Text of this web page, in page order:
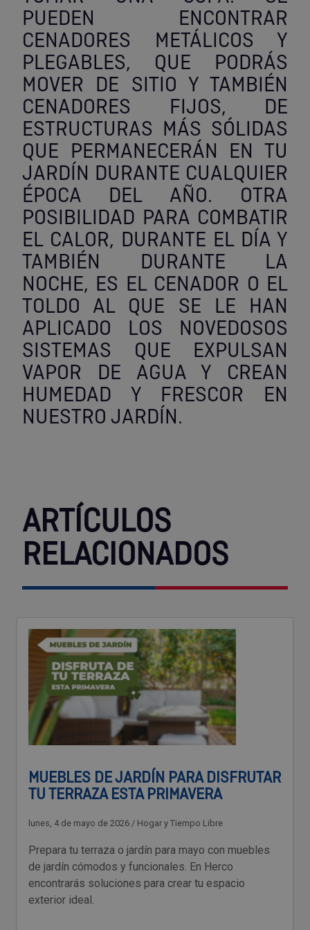
PUEDEN ENCONTRAR
CENADORES METÁLICOS Y
PLEGABLES, QUE PODRÁS
MOVER DE SITIO Y TAMBIÉN
CENADORES FIJOS, DE
ESTRUCTURAS MÁS SÓLIDAS
QUE PERMANECERÁN EN TU
JARDÍN DURANTE CUALQUIER
ÉPOCA DEL AÑO. OTRA
POSIBILIDAD PARA COMBATIR
EL CALOR, DURANTE EL DÍA Y
TAMBIÉN DURANTE LA
NOCHE, ES EL CENADOR O EL
TOLDO AL QUE SE LE HAN
APLICADO LOS NOVEDOSOS
SISTEMAS QUE EXPULSAN
VAPOR DE AGUA Y CREAN
HUMEDAD Y FRESCOR EN
NUESTRO JARDÍN.
ARTÍCULOS
RELACIONADOS
MUEBLES DE JARDÍN PARA DISFRUTAR
TU TERRAZA ESTA PRIMAVERA
lunes, 4 de mayo de 2026 / Hogar y Tiempo Libre
Prepara tu terraza o jardín para mayo con muebles
de jardín cómodos y funcionales. En Herco
encontrarás soluciones para crear tu espacio
exterior ideal.